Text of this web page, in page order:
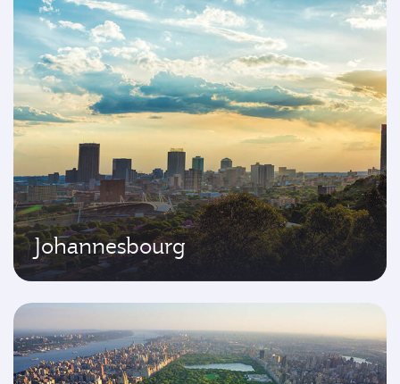
Johannesbourg